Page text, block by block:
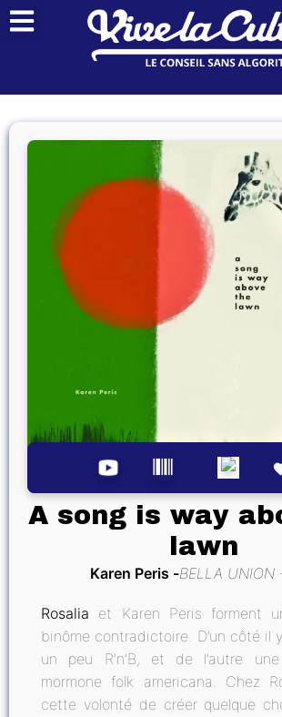
A song is way
lawn
Karen Peris BELLA UNION
Rosalia et Karen Peris forment
binôme contradictoire. D’un côté il
un peu R’n’B, et de l’autre
mormone folk americana. Chez
cette volonté de créer quelque